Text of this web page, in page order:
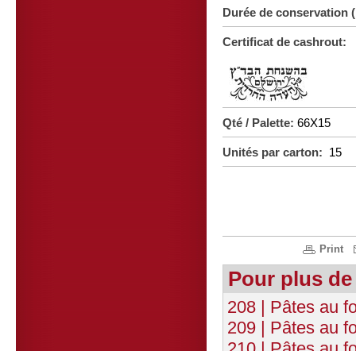
Durée de
Certificat de cashrout:
Qté / Palette: 66X15
Unités par carton: 15
Print
Pour plus
208 | Pâtes au
209 | Pâtes au